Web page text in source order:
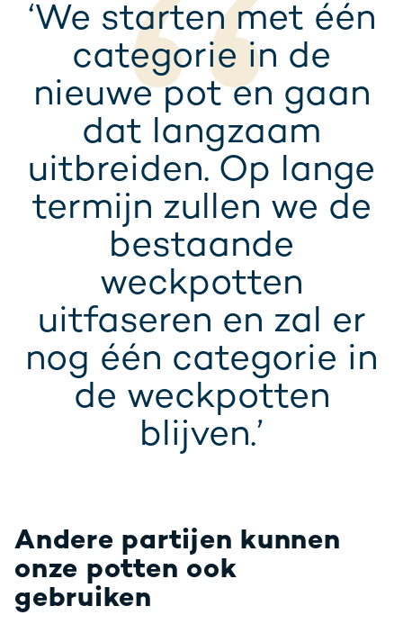
‘We starten met één
categorie in de
nieuwe pot en gaan
dat langzaam
uitbreiden. Op lange
termijn zullen we de
bestaande
weckpotten
uitfaseren en zal er
nog één categorie in
de weckpotten
blijven.’
Andere partijen kunnen
onze potten ook
gebruiken